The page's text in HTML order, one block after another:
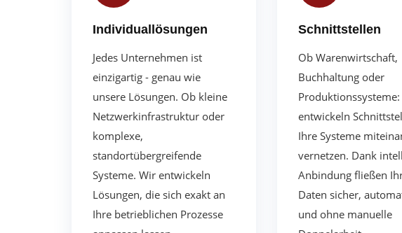
Individuallösungen
Jedes Unternehmen ist
einzigartig - genau wie
unsere Lösungen. Ob kleine
Netzwerkinfrastruktur oder
komplexe,
standortübergreifende
Systeme. Wir entwickeln
Lösungen, die sich exakt an
Ihre betrieblichen Prozesse
Schnittstellen
Ob Warenwirtschaft,
Buchhaltung oder
entwickeln
Ihre Systeme
vernetzen. Dank
Anbindung fließen
Daten sicher,
und ohne manuelle